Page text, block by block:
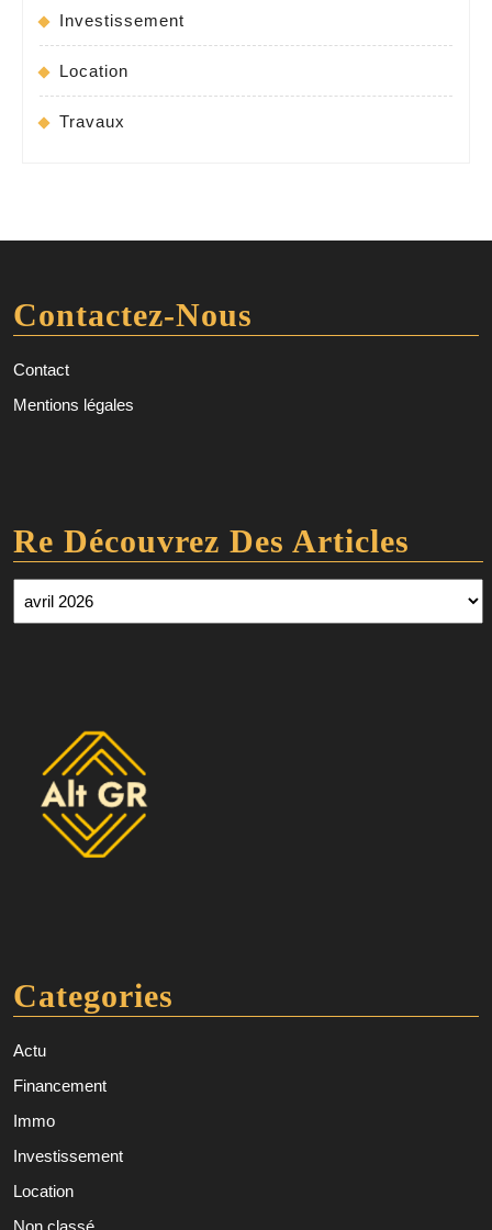
Investissement
Location
Travaux
Contactez-Nous
Contact
Mentions légales
Re Découvrez Des Articles
Categories
Actu
Financement
Immo
Investissement
Location